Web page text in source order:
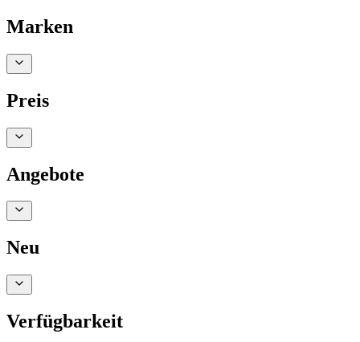
Marken
Preis
Angebote
Neu
Verfügbarkeit